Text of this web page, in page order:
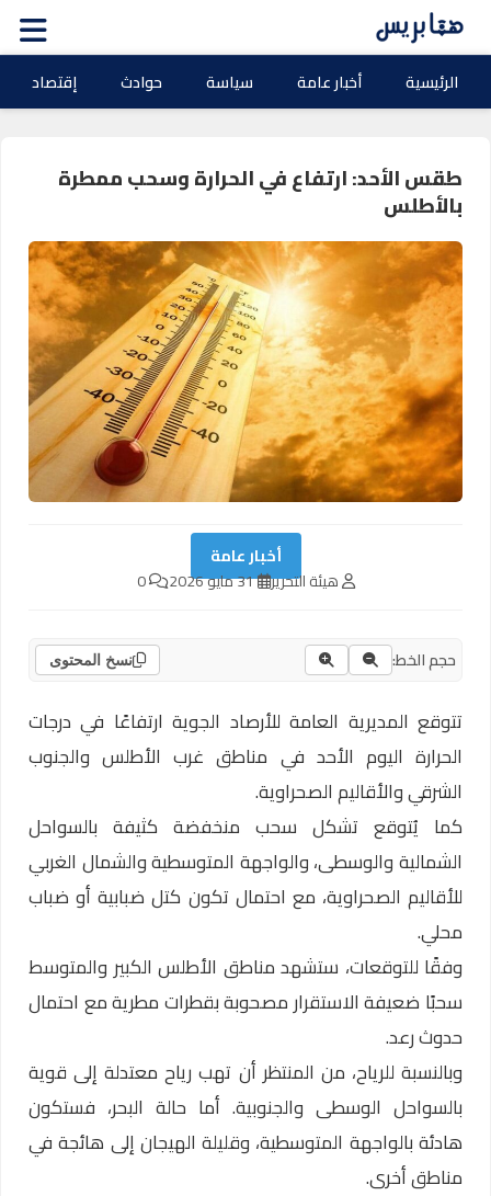
الرئيسية أخبار عامة سياسة حوادث إقتصاد
طقس الأحد: ارتفاع في الحرارة وسحب ممطرة
بالأطلس
أخبار عامة
هيئة التحرير 31 مايو 2026 0
حجم الخط: نسخ المحتوى
تتوقع المديرية العامة للأرصاد الجوية ارتفاعًا في درجات
الحرارة اليوم الأحد في مناطق غرب الأطلس والجنوب
الشرقي والأقاليم الصحراوية.
كما يُتوقع تشكل سحب منخفضة كثيفة بالسواحل
الشمالية والوسطى، والواجهة المتوسطية والشمال الغربي
للأقاليم الصحراوية، مع احتمال تكون كتل ضبابية أو ضباب
محلي.
وفقًا للتوقعات، ستشهد مناطق الأطلس الكبير والمتوسط
سحبًا ضعيفة الاستقرار مصحوبة بقطرات مطرية مع احتمال
حدوث رعد.
وبالنسبة للرياح، من المنتظر أن تهب رياح معتدلة إلى قوية
بالسواحل الوسطى والجنوبية. أما حالة البحر، فستكون
هادئة بالواجهة المتوسطية، وقليلة الهيجان إلى هائجة في
مناطق أخرى.